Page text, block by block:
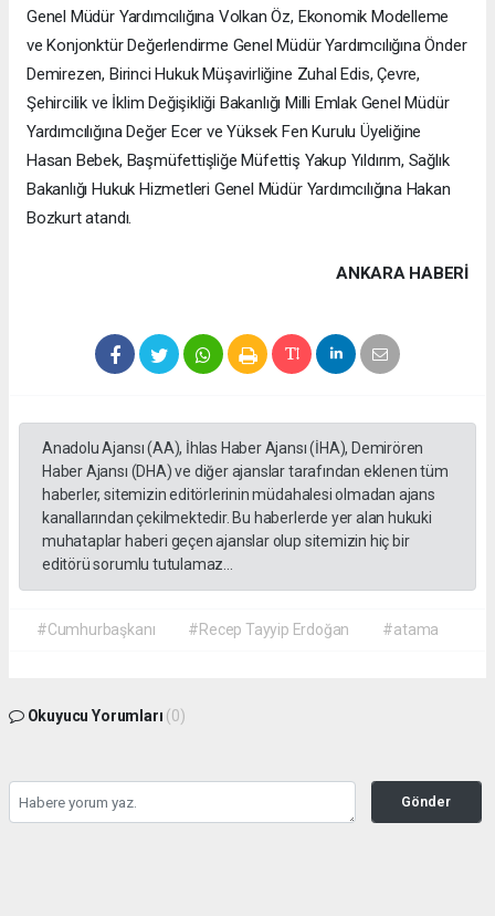
Genel Müdür Yardımcılığına Volkan Öz, Ekonomik Modelleme
ve Konjonktür Değerlendirme Genel Müdür Yardımcılığına Önder
Demirezen, Birinci Hukuk Müşavirliğine Zuhal Edis, Çevre,
Şehircilik ve İklim Değişikliği Bakanlığı Milli Emlak Genel Müdür
Yardımcılığına Değer Ecer ve Yüksek Fen Kurulu Üyeliğine
Hasan Bebek, Başmüfettişliğe Müfettiş Yakup Yıldırım, Sağlık
Bakanlığı Hukuk Hizmetleri Genel Müdür Yardımcılığına Hakan
Bozkurt atandı.
ANKARA HABERİ
Anadolu Ajansı (AA), İhlas Haber Ajansı (İHA), Demirören
Haber Ajansı (DHA) ve diğer ajanslar tarafından eklenen tüm
haberler, sitemizin editörlerinin müdahalesi olmadan ajans
kanallarından çekilmektedir. Bu haberlerde yer alan hukuki
muhataplar haberi geçen ajanslar olup sitemizin hiç bir
editörü sorumlu tutulamaz...
#Cumhurbaşkanı #Recep Tayyip Erdoğan #atama
Okuyucu Yorumları (0)
Gönder